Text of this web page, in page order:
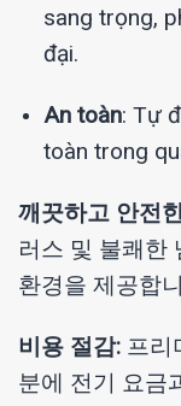
sang trọng,
đại.
An toàn: Tự
toàn trong
깨끗하고 안전
러스 및 불쾌한
환경을 제공합
비용 절감: 프리
분에 전기 요금